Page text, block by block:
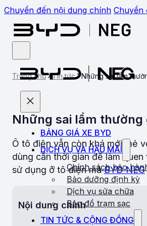
Chuyển đến nội dung chính Chuyển
BẢNG GIÁ XE BYD
DỊCH VỤ VÀ HẬU MÃI
Chính sách bảo
Bảo dưỡng định kỳ
Dịch vụ sửa chữa
Bản đồ trạm sạc
TIN TỨC & CỘNG ĐỒNG
Trang chủ Tin tức Những sai lầm
Những sai lầm thường
Ô tô điện vẫn còn khá mới mẻ
dùng cần thời gian để làm
sử dụng ô tô điện màBYD NEG
Nội dung chính